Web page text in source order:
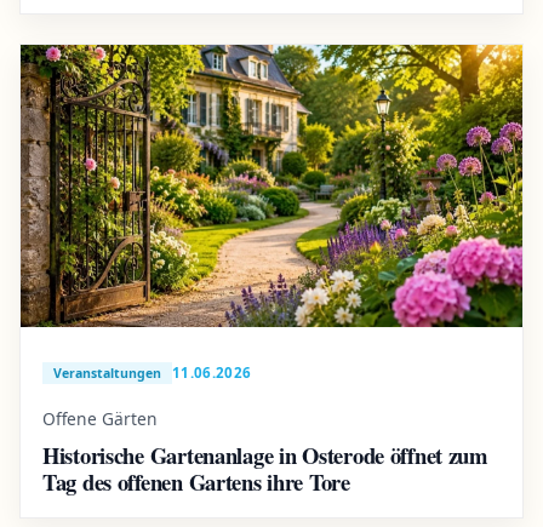
Veranstaltungen 11.06.2026
Offene Gärten
Historische Gartenanlage in Osterode öffnet zum
Tag des offenen Gartens ihre Tore